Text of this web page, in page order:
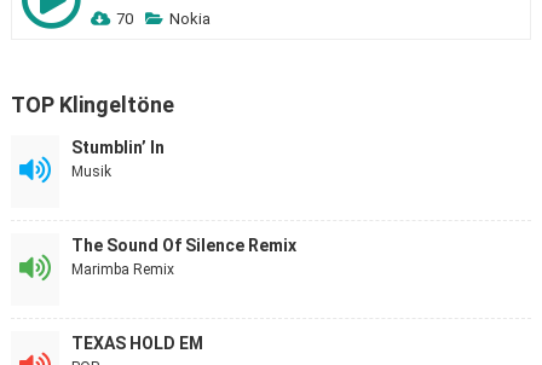
70 Nokia
TOP Klingeltöne
Stumblin’ In
Musik
The Sound Of Silence Remix
Marimba Remix
TEXAS HOLD EM